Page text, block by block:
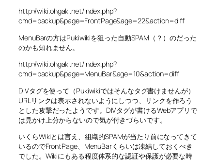
http://wiki.ohgaki.net/index.php?
cmd=backup&page=FrontPage&age=22&action=diff
MenuBarの方はPukiwikiを狙った自動SPAM（？）のだった
のかも知れません。
http://wiki.ohgaki.net/index.php?
cmd=backup&page=MenuBar&age=10&action=diff
DIVタグを使って（Pukiwikiではそんなタグ書けませんが）
URLリンクは表示されないようにしつつ、リンクを作ろう
とした攻撃だったようです。DIVタグが書けるWebアプリで
は見かけ上分からないので気が付きづらいです。
いくらWikiとは言え、組織的SPAMが当たり前になってきて
いるのでFrontPage、MenuBarくらいは凍結しておくべき
でした。Wikiにもある程度体系的な認証や保護が必要な時